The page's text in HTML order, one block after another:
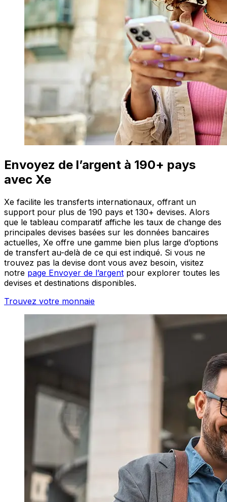
Envoyez de l’argent à 190+ pays
avec Xe
Xe facilite les transferts internationaux, offrant un
support pour plus de 190 pays et 130+ devises. Alors
que le tableau comparatif affiche les taux de change des
principales devises basées sur les données bancaires
actuelles, Xe offre une gamme bien plus large d’options
de transfert au-delà de ce qui est indiqué. Si vous ne
trouvez pas la devise dont vous avez besoin, visitez
notre page Envoyer de l’argent pour explorer toutes les
devises et destinations disponibles.
Trouvez votre monnaie